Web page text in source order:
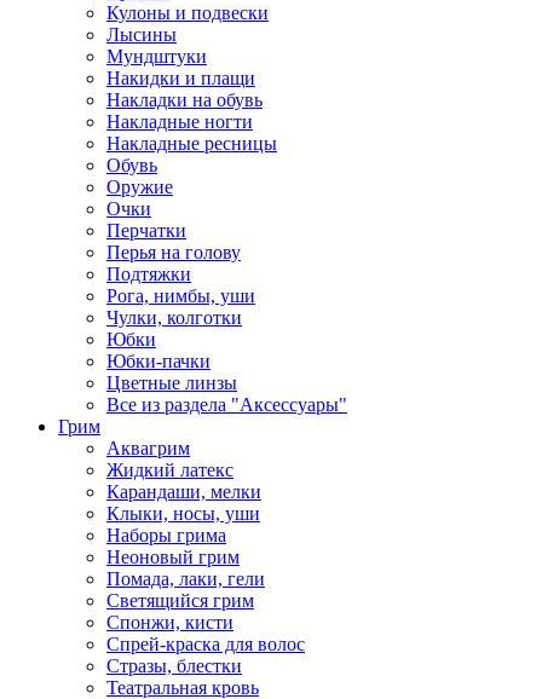
Кулоны и подвески
Лысины
Мундштуки
Накидки и плащи
Накладки на обувь
Накладные ногти
Накладные ресницы
Обувь
Оружие
Очки
Перчатки
Перья на голову
Подтяжки
Рога, нимбы, уши
Чулки, колготки
Юбки
Юбки-пачки
Цветные линзы
Все из раздела "Аксессуары"
Грим
Аквагрим
Жидкий латекс
Карандаши, мелки
Клыки, носы, уши
Наборы грима
Неоновый грим
Помада, лаки, гели
Светящийся грим
Спонжи, кисти
Спрей-краска для волос
Стразы, блестки
Театральная кровь